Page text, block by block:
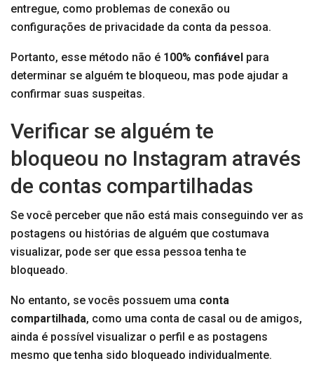
entregue, como problemas de conexão ou
configurações de privacidade da conta da pessoa.
Portanto, esse método não é 100% confiável para
determinar se alguém te bloqueou, mas pode ajudar a
confirmar suas suspeitas.
Verificar se alguém te
bloqueou no Instagram através
de contas compartilhadas
Se você perceber que não está mais conseguindo ver as
postagens ou histórias de alguém que costumava
visualizar, pode ser que essa pessoa tenha te
bloqueado.
No entanto, se vocês possuem uma conta
compartilhada, como uma conta de casal ou de amigos,
ainda é possível visualizar o perfil e as postagens
mesmo que tenha sido bloqueado individualmente.